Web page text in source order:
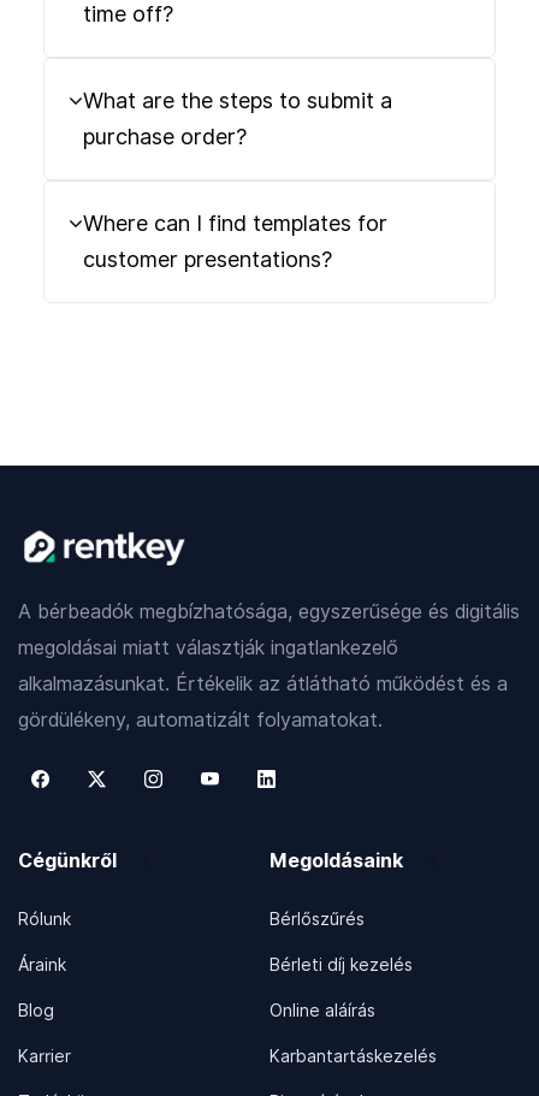
time off?
What are the steps to submit a
purchase order?
Where can I find templates for
customer presentations?
A bérbeadók megbízhatósága, egyszerűsége és digitális
megoldásai miatt választják ingatlankezelő
alkalmazásunkat. Értékelik az átlátható működést és a
gördülékeny, automatizált folyamatokat.
Cégünkről
Rólunk
Áraink
Blog
Karrier
Megoldásaink
Bérlőszűrés
Bérleti díj kezelés
Online aláírás
Karbantartáskezelés